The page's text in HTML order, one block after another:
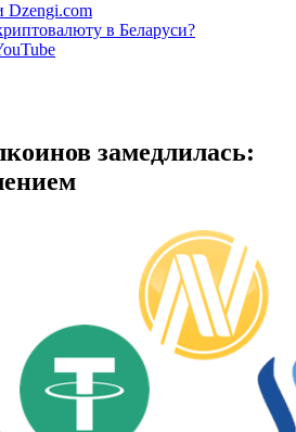
Dzengi.com
в Беларуси?
замедлилась: